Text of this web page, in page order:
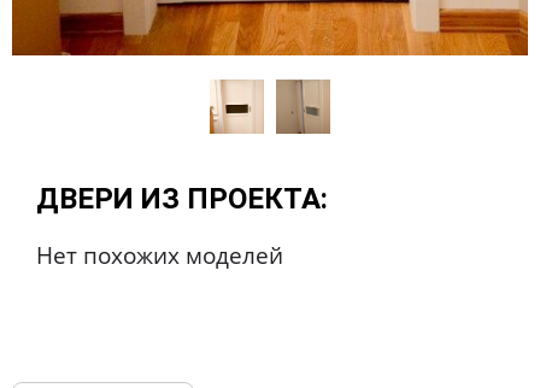
ДВЕРИ ИЗ ПРОЕКТА:
Нет похожих моделей